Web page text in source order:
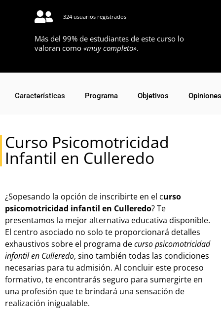
324 usuarios registrados
Más del 99% de estudiantes de este curso lo
valoran como «muy completo».
Características Programa Objetivos Opiniones
Curso Psicomotricidad
Infantil en Culleredo
¿Sopesando la opción de inscribirte en el curso
psicomotricidad infantil en Culleredo? Te
presentamos la mejor alternativa educativa disponible.
El centro asociado no solo te proporcionará detalles
exhaustivos sobre el programa decurso psicomotricidad
infantil en Culleredo, sino también todas las condiciones
necesarias para tu admisión. Al concluir este proceso
formativo, te encontrarás seguro para sumergirte en
una profesión que te brindará una sensación de
realización inigualable.